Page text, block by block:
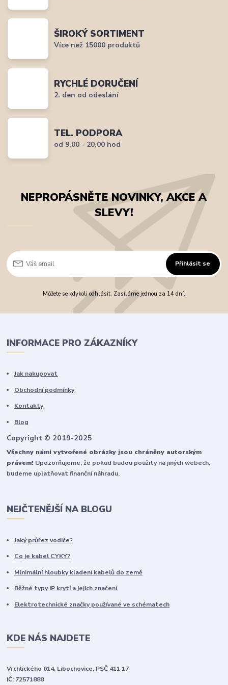
ŠIROKÝ SORTIMENT
Více než 15000 produktů
RYCHLÉ DORUČENÍ
2. den od odeslání
TEL. PODPORA
od 9,00 - 20,00 hod
NEPROPÁSNĚTE NOVINKY, AKCE A
SLEVY!
Přihlásit se
Můžete se kdykoli odhlásit. Zasíláme jednou za 14 dní.
INFORMACE PRO ZÁKAZNÍKY
Jak nakupovat
Obchodní podmínky
Kontakty
Blog
Copyright © 2019-2025
Všechny námi vytvořené obrázky jsou chráněny autorským
právem! Upozorňujeme, že pokud budou použity na jiných webech,
budeme uplatňovat finanční náhradu.
NEJČTENĚJŠÍ NA BLOGU
Jaký průřez vodiče?
Co je kabel CYKY?
Minimální hloubky kladení kabelů do země
Běžné typy IP krytí a jejich značení
Elektrotechnické značky používané ve schématech
KDE NÁS NAJDETE
Vrchlického 614, Libochovice, PSČ 411 17
IČ: 72571888